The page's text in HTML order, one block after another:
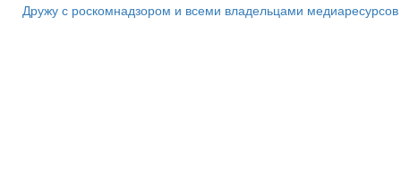
Дружу с роскомнадзором и всеми владельцами медиаресурсов